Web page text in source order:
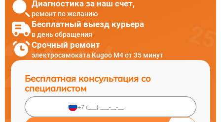
Диагностика за наш счет,
ремонт по желанию
Бесплатный выезд курьера
в день обращения
Срочный ремонт
электросамоката Kugoo M4 от 35 минут
Бесплатная консультация со
специалистом